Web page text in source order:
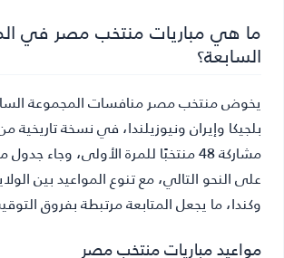
ما هي مباريات منتخب مصر في
السابعة؟
يخوض منتخب مصر منافسات المجموعة
بلجيكا وإيران ونيوزيلندا، في نسخة تاريخية
مشاركة 48 منتخبًا للمرة الأولى، وجاء
على النحو التالي، مع تنوع المواعيد بين
وكندا، ما يجعل المتابعة مرتبطة بفروق
مواعيد مباريات منتخب مصر